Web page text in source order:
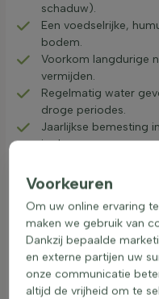
schaduw).
Een voedselrijke,
bodem.
Voorkom langdurige
vermijden.
Regelmatig water
droge periodes.
Jaarlijkse bemesting
in de zomer.
verdroging van de
Tip van onze
aanplantgrond, zodat de
en snel een dicht
Laurierhaag
Voorkeuren
Om uw online ervaring
maken we gebruik van
Dankzij bepaalde
en externe partijen uw
onze communicatie
altijd de vrijheid om te